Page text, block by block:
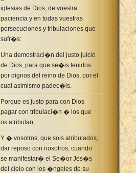
iglesias de Dios, de vuestra
paciencia y en todas vuestras
persecuciones y tribulaciones que
sufr�s:
Una demostraci�n del justo juicio
de Dios, para que se�is tenidos
por dignos del reino de Dios, por el
cual asimismo padec�is.
Porque es justo para con Dios
pagar con tribulaci�n � los que
os atribulan;
Y � vosotros, que sois atribulados,
dar reposo con nosotros, cuando
se manifestar� el Se�or Jes�s
del cielo con los �ngeles de su